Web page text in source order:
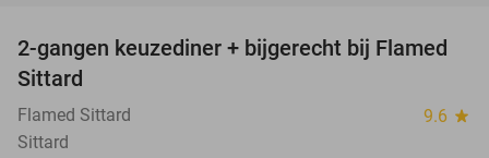
31%
2-gangen keuzediner + bijgerecht bij Flamed
Sittard
Flamed Sittard 9.6 star
Sittard